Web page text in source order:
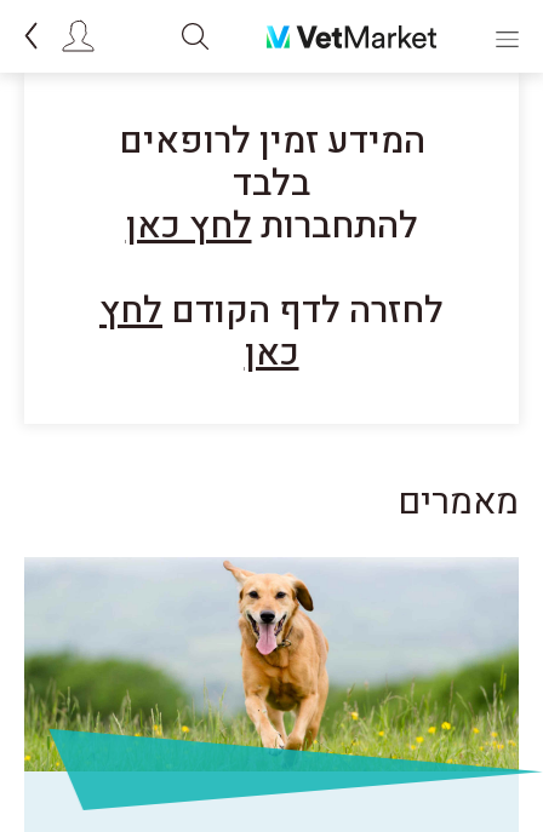
המידע זמין לרופאים
בלבד
להתחברותלחץ כאן
לחזרה לדף הקודם לחץ
כאן
מאמרים